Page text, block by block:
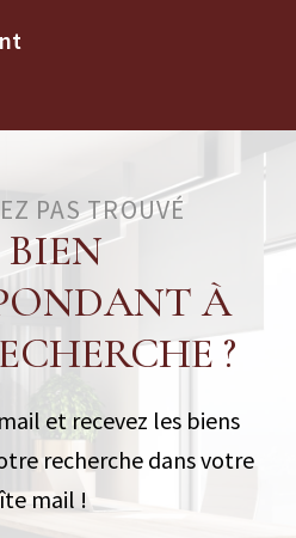
PAS TROUVÉ
BIEN
À
?
et recevez les biens
recherche dans votre
mail !